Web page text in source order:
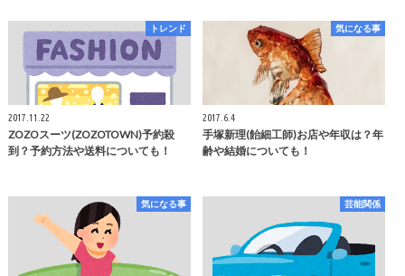
トレンド
2017.11.22
ZOZOスーツ(ZOZOTOWN)予約殺
到？予約方法や送料についても！
気になる事
2017.6.4
手塚新理(飴細工師)お店や年収は？年
齢や結婚についても！
気になる事 芸能関係